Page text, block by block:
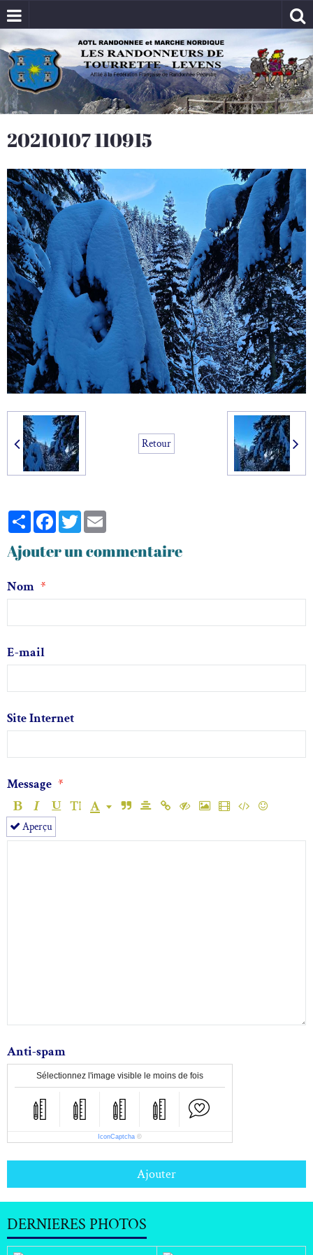
20210107 110915
Retour
PartagerFacebook
Twitter
Ajouter un commentaire
Nom
E-mail
Site Internet
Message
Aperçu
Anti-spam
Sélectionnez l'image visible le moins de fois
IconCaptcha ©
Ajouter
DERNIERES PHOTOS